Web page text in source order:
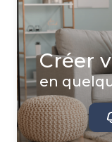
Créer
en